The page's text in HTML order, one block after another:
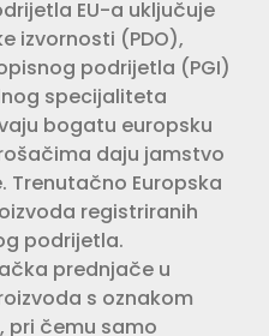
EU-a uključuje
izvornosti (PDO),
podrijetla (PGI)
specijaliteta
bogatu europsku
daju jamstvo
Europska
registriranih
podrijetla.
prednjače u
s oznakom
pri čemu samo